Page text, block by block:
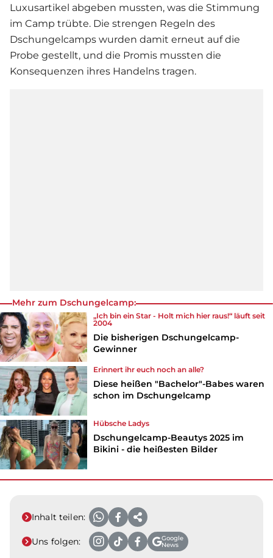
Luxusartikel abgeben mussten, was die Stimmung
im Camp trübte. Die strengen Regeln des
Dschungelcamps wurden damit erneut auf die
Probe gestellt, und die Promis mussten die
Konsequenzen ihres Handelns tragen.
Mehr zum Dschungelcamp:
„Ich bin ein Star - Holt mich hier raus!“ läuft seit
2004
Die bisherigen Dschungelcamp-
Gewinner
Erinnert ihr euch noch an alle?
Diese heißen "Bachelor"-Babes waren
schon im Dschungelcamp
Hübsche Ladys
Dschungelcamp-Beautys 2025 im
Bikini - die heißesten Bilder
Inhalt teilen:
Uns folgen:
Google
News